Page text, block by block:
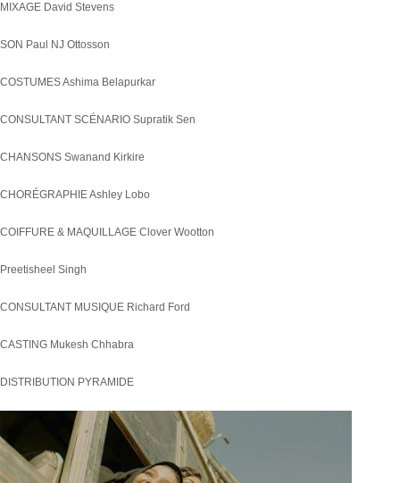
MIXAGE David Stevens
SON Paul NJ Ottosson
COSTUMES Ashima Belapurkar
CONSULTANT SCÉNARIO Supratik Sen
CHANSONS Swanand Kirkire
CHORÉGRAPHIE Ashley Lobo
COIFFURE & MAQUILLAGE Clover Wootton
Preetisheel Singh
CONSULTANT MUSIQUE Richard Ford
CASTING Mukesh Chhabra
DISTRIBUTION PYRAMIDE